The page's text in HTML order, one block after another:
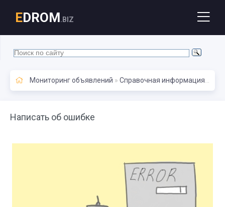
EDROM.BIZ
Мониторинг объявлений » Справочная информация
Написать об ошибке